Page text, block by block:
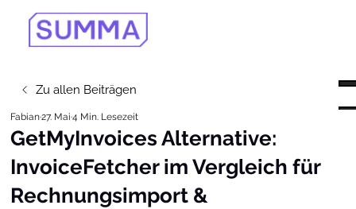
Zu allen Beiträgen
GetMyInvoices Alternative:
InvoiceFetcher im Vergleich für
Rechnungsimport &
Fabian27. Mai4 Min. Lesezeit